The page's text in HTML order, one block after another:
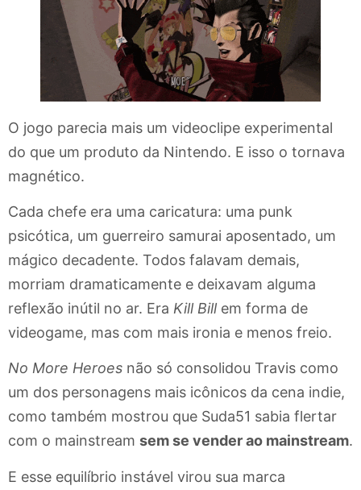
O jogo parecia mais um videoclipe experimental
do que um produto da Nintendo. E isso o tornava
magnético.
Cada chefe era uma caricatura: uma punk
psicótica, um guerreiro samurai aposentado, um
mágico decadente. Todos falavam demais,
morriam dramaticamente e deixavam alguma
reflexão inútil no ar. Era Kill Bill em forma de
videogame, mas com mais ironia e menos freio.
No More Heroes não só consolidou Travis como
um dos personagens mais icônicos da cena indie,
como também mostrou que Suda51 sabia flertar
com o mainstream sem se vender ao mainstream.
E esse equilíbrio instável virou sua marca